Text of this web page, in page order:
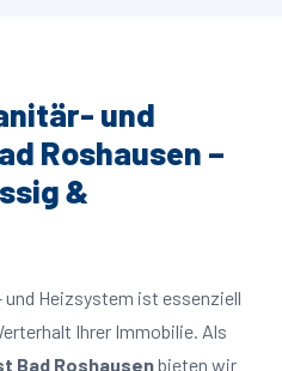
und
Roshausen –
&
Heizsystem ist essenziell
Ihrer Immobilie. Als
Bad Roshausenbieten wir